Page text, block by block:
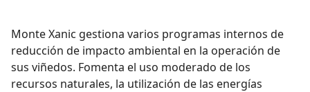
Monte Xanic gestiona varios programas internos de
reducción de impacto ambiental en la operación de
sus viñedos. Fomenta el uso moderado de los
recursos naturales, la utilización de las energías